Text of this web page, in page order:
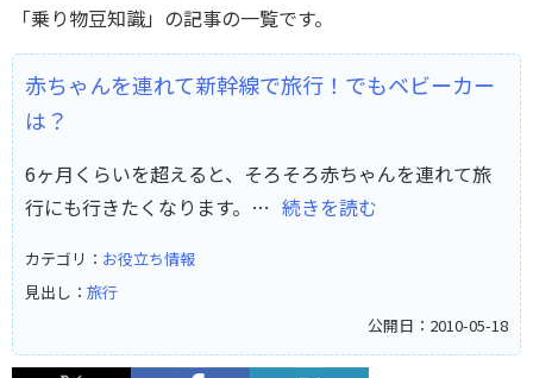
「乗り物豆知識」の記事の一覧です。
赤ちゃんを連れて新幹線で旅行！でもベビーカー
は？
6ヶ月くらいを超えると、そろそろ赤ちゃんを連れて旅
行にも行きたくなります。… 続きを読む
カテゴリ： お役立ち情報
見出し： 旅行
公開日：2010-05-18